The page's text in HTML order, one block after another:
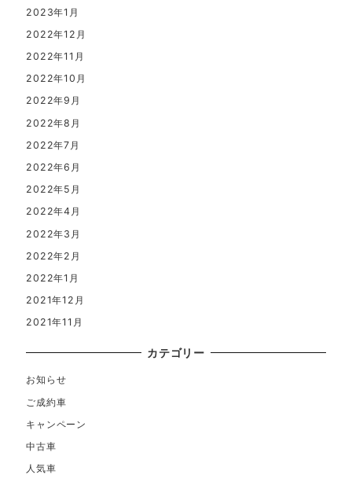
2023年1月
2022年12月
2022年11月
2022年10月
2022年9月
2022年8月
2022年7月
2022年6月
2022年5月
2022年4月
2022年3月
2022年2月
2022年1月
2021年12月
2021年11月
カテゴリー
お知らせ
ご成約車
キャンペーン
中古車
人気車